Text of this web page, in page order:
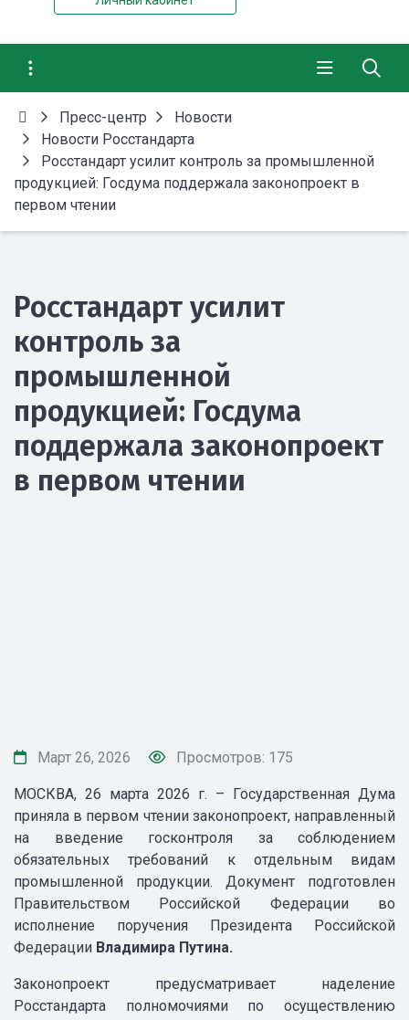
Пресс-центр
Новости
Новости Росстандарта
Росстандарт усилит контроль за промышленной
продукцией: Госдума поддержала законопроект в
первом чтении
Росстандарт усилит
контроль за
промышленной
продукцией: Госдума
поддержала законопроект
в первом чтении
Март 26, 2026 Просмотров: 175
МОСКВА, 26 марта 2026 г. – Государственная Дума
приняла в первом чтении законопроект, направленный
на введение госконтроля за соблюдением
обязательных требований к отдельным видам
промышленной продукции. Документ подготовлен
Правительством Российской Федерации во
исполнение поручения Президента Российской
Федерации Владимира Путина.
Законопроект предусматривает наделение
Росстандарта полномочиями по осуществлению